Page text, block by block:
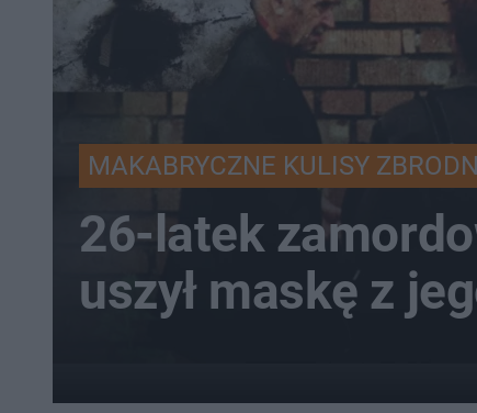
MAKABRYCZNE KULISY
26-latek
uszył maskę z